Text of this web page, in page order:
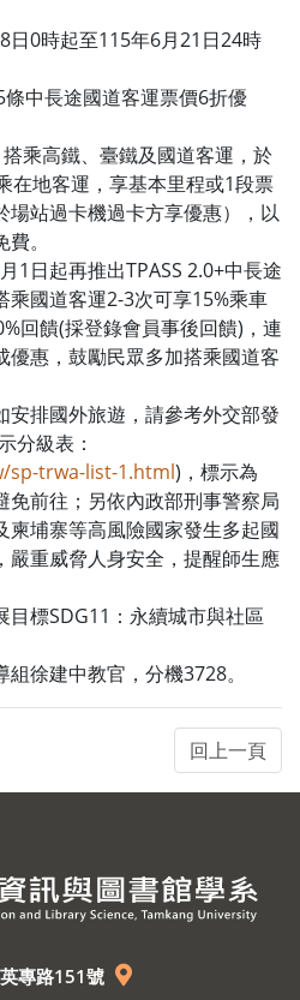
日0時起至115年6月21日24時
中長途國道客運票價6折優
乘高鐵、臺鐵及國道客運，於
在地客運，享基本里程或1段票
場站過卡機過卡方享優惠），以
。
1日起再推出TPASS 2.0+中長途
乘國道客運2-3次可享15%乘車
回饋(採登錄會員事後回饋)，連
優惠，鼓勵民眾多加搭乘國道客
安排國外旅遊，請參考外交部發
分級表：
sp-trwa-list-1.html)，標示為
免前往；另依內政部刑事警察局
柬埔寨等高風險國家發生多起國
嚴重威脅人身安全，提醒師生應
目標SDG11：永續城市與社區
徐建中教官，分機3728。
專路151號